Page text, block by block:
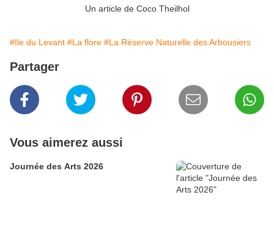
Un article de Coco Theilhol
#Ile du Levant #La flore #La Réserve Naturelle des Arbousiers
Partager
Vous aimerez aussi
Journée des Arts 2026